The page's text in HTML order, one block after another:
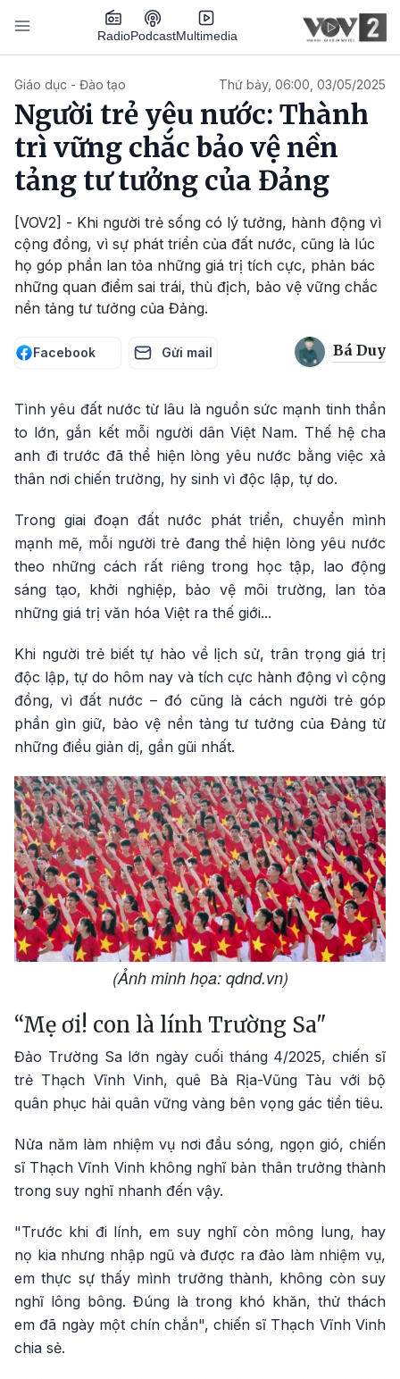
Nhảy đến nội dung
RadioPodcastMultimedia
Giáo dục - Đào tạo Thứ bảy, 06:00, 03/05/2025
Người trẻ yêu nước: Thành
trì vững chắc bảo vệ nền
tảng tư tưởng của Đảng
[VOV2] - Khi người trẻ sống có lý tưởng, hành động vì
cộng đồng, vì sự phát triển của đất nước, cũng là lúc
họ góp phần lan tỏa những giá trị tích cực, phản bác
những quan điểm sai trái, thù địch, bảo vệ vững chắc
nền tảng tư tưởng của Đảng.
Facebook Gửi mail Bá Duy
Tình yêu đất nước từ lâu là nguồn sức mạnh tinh thần
to lớn, gắn kết mỗi người dân Việt Nam. Thế hệ cha
anh đi trước đã thể hiện lòng yêu nước bằng việc xả
thân nơi chiến trường, hy sinh vì độc lập, tự do.
Trong giai đoạn đất nước phát triển, chuyển mình
mạnh mẽ, mỗi người trẻ đang thể hiện lòng yêu nước
theo những cách rất riêng trong học tập, lao động
sáng tạo, khởi nghiệp, bảo vệ môi trường, lan tỏa
những giá trị văn hóa Việt ra thế giới...
Khi người trẻ biết tự hào về lịch sử, trân trọng giá trị
độc lập, tự do hôm nay và tích cực hành động vì cộng
đồng, vì đất nước – đó cũng là cách người trẻ góp
phần gìn giữ, bảo vệ nền tảng tư tưởng của Đảng từ
những điều giản dị, gần gũi nhất.
(Ảnh minh họa: qdnd.vn)
“Mẹ ơi! con là lính Trường Sa"
Đảo Trường Sa lớn ngày cuối tháng 4/2025, chiến sĩ
trẻ Thạch Vĩnh Vinh, quê Bà Rịa-Vũng Tàu với bộ
quân phục hải quân vững vàng bên vọng gác tiền tiêu.
Nửa năm làm nhiệm vụ nơi đầu sóng, ngọn gió, chiến
sĩ Thạch Vĩnh Vinh không nghĩ bản thân trưởng thành
trong suy nghĩ nhanh đến vậy.
"Trước khi đi lính, em suy nghĩ còn mông lung, hay
nọ kia nhưng nhập ngũ và được ra đảo làm nhiệm vụ,
em thực sự thấy mình trưởng thành, không còn suy
nghĩ lông bông. Đúng là trong khó khăn, thử thách
em đã ngày một chín chắn", chiến sĩ Thạch Vĩnh Vinh
chia sẻ.